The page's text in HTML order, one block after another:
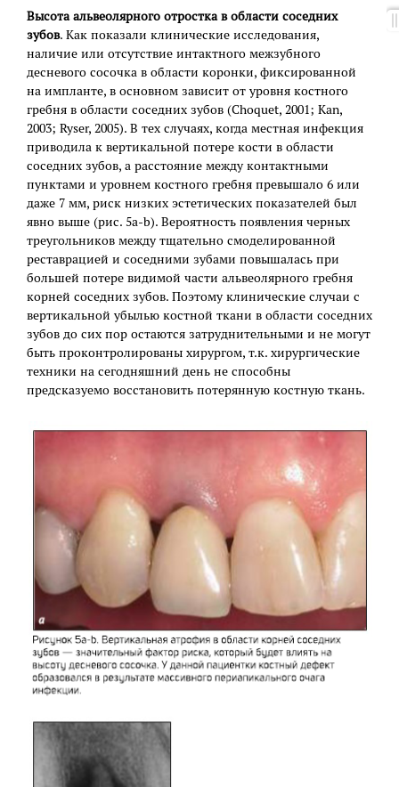
Высота альвеолярного отростка в области соседних
зубов. Как показали клинические исследования,
наличие или отсутствие интактного межзубного
десневого сосочка в области коронки, фиксированной
на импланте, в основном зависит от уровня костного
гребня в области соседних зубов (Choquet, 2001; Kan,
2003; Ryser, 2005). В тех случаях, когда местная инфекция
приводила к вертикальной потере кости в области
соседних зубов, а расстояние между контактными
пунктами и уровнем костного гребня превышало 6 или
даже 7 мм, риск низких эстетических показателей был
явно выше (рис. 5a-b). Вероятность появления черных
треугольников между тщательно смоделированной
реставрацией и соседними зубами повышалась при
большей потере видимой части альвеолярного гребня
корней соседних зубов. Поэтому клинические случаи с
вертикальной убылью костной ткани в области соседних
зубов до сих пор остаются затруднительными и не могут
быть проконтролированы хирургом, т.к. хирургические
техники на сегодняшний день не способны
предсказуемо восстановить потерянную костную ткань.